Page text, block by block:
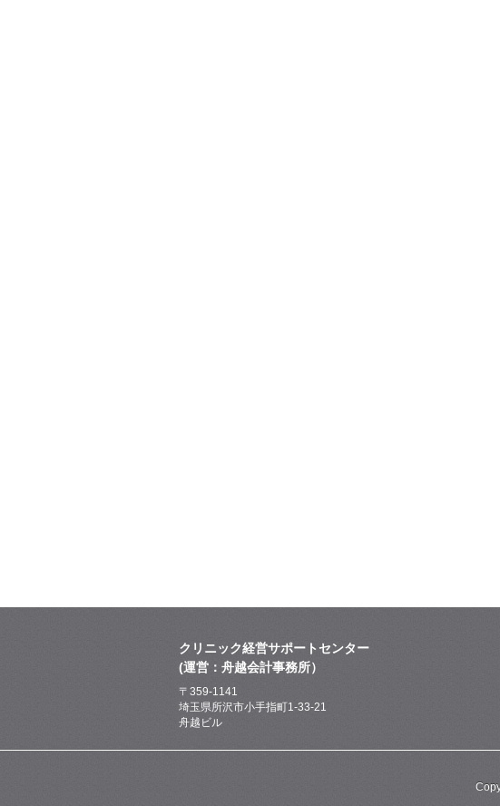
クリニック経営サポートセンター
(運営：舟越会計事務所）
〒359-1141
埼玉県所沢市小手指町1-33-21
舟越ビル